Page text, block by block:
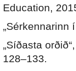
Education,
„Sérkennarinn
„Síðasta
128–133.